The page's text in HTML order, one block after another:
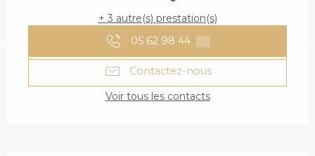
+ 3 autre(s) prestation(s)
05 62 98 44 ▒▒
Contactez-nous
Voir tous les contacts